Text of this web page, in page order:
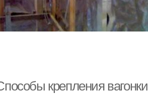
крепления вагонки